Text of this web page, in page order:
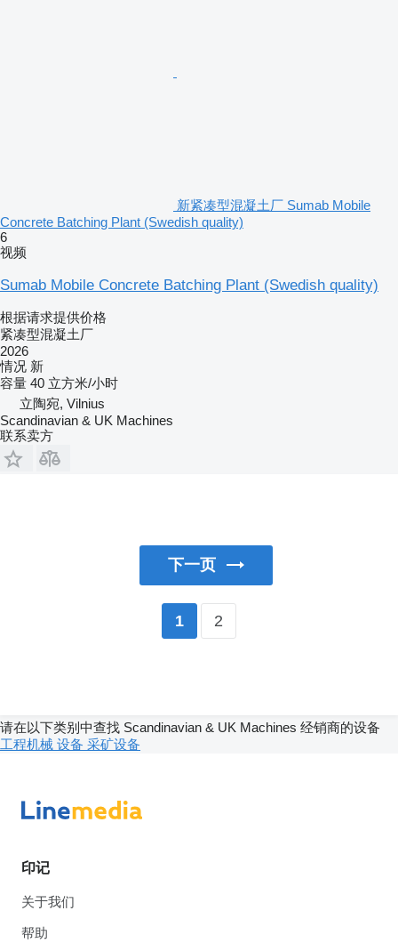
新紧凑型混凝土厂 Sumab Mobile
Concrete Batching Plant (Swedish quality)
6
视频
Sumab Mobile Concrete Batching Plant (Swedish quality)
根据请求提供价格
紧凑型混凝土厂
2026
情况 新
容量 40 立方米/小时
立陶宛, Vilnius
Scandinavian & UK Machines
联系卖方
下一页
1 2
请在以下类别中查找 Scandinavian & UK Machines 经销商的设备
工程机械 设备 采矿设备
印记
关于我们
帮助